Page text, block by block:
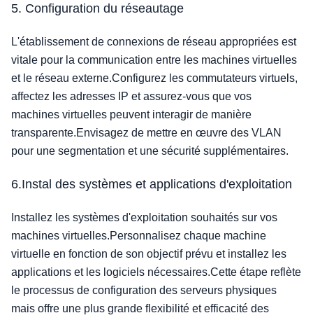
5. Configuration du réseautage
L'établissement de connexions de réseau appropriées est
vitale pour la communication entre les machines virtuelles
et le réseau externe.Configurez les commutateurs virtuels,
affectez les adresses IP et assurez-vous que vos
machines virtuelles peuvent interagir de manière
transparente.Envisagez de mettre en œuvre des VLAN
pour une segmentation et une sécurité supplémentaires.
6.Instal des systèmes et applications d'exploitation
Installez les systèmes d'exploitation souhaités sur vos
machines virtuelles.Personnalisez chaque machine
virtuelle en fonction de son objectif prévu et installez les
applications et les logiciels nécessaires.Cette étape reflète
le processus de configuration des serveurs physiques
mais offre une plus grande flexibilité et efficacité des